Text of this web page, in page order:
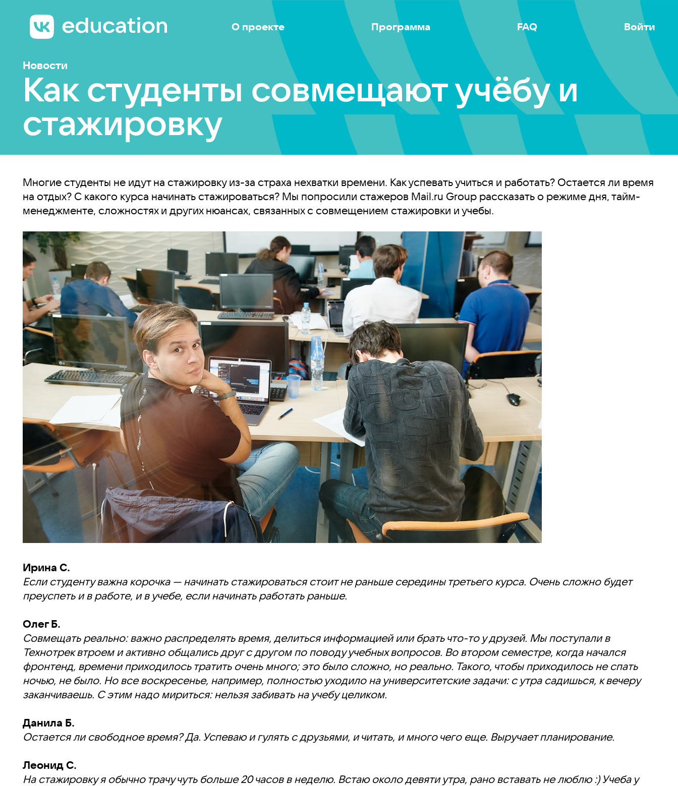
О проекте Программа FAQ Войти
Новости
Как студенты совмещают учёбу и
стажировку
Многие студенты не идут на стажировку из-за страха нехватки времени. Как успевать учиться и работать? Остается ли время
на отдых? С какого курса начинать стажироваться? Мы попросили стажеров Mail.ru Group рассказать о режиме дня, тайм-
менеджменте, сложностях и других нюансах, связанных с совмещением стажировки и учебы.
Ирина С.
Если студенту важна корочка — начинать стажироваться стоит не раньше середины третьего курса. Очень сложно будет
преуспеть и в работе, и в учебе, если начинать работать раньше.
Олег Б.
Совмещать реально: важно распределять время, делиться информацией или брать что-то у друзей. Мы поступали в
Технотрек втроем и активно общались друг с другом по поводу учебных вопросов. Во втором семестре, когда начался
фронтенд, времени приходилось тратить очень много; это было сложно, но реально. Такого, чтобы приходилось не спать
ночью, не было. Но все воскресенье, например, полностью уходило на университетские задачи: с утра садишься, к вечеру
заканчиваешь. С этим надо мириться: нельзя забивать на учебу целиком.
Данила Б.
Остается ли свободное время? Да. Успеваю и гулять с друзьями, и читать, и много чего еще. Выручает планирование.
Леонид С.
На стажировку я обычно трачу чуть больше 20 часов в неделю. Встаю около девяти утра, рано вставать не люблю :) Учеба у